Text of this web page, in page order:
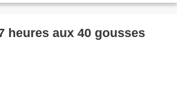
heures aux 40 gousses